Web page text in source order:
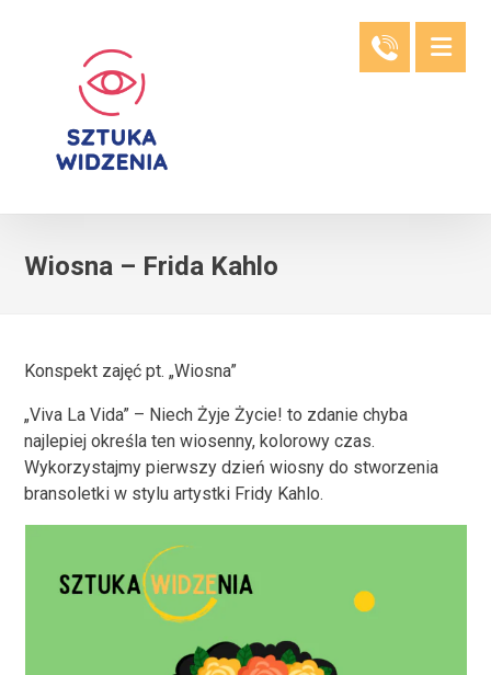
Wiosna – Frida Kahlo
Konspekt zajęć pt. „Wiosna”
„Viva La Vida” – Niech Żyje Życie! to zdanie chyba
najlepiej określa ten wiosenny, kolorowy czas.
Wykorzystajmy pierwszy dzień wiosny do stworzenia
bransoletki w stylu artystki Fridy Kahlo.